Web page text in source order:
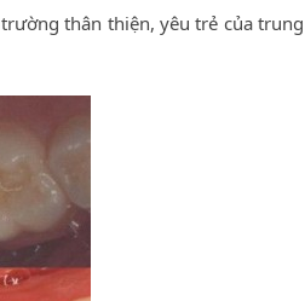
thân thiện, yêu trẻ của trung